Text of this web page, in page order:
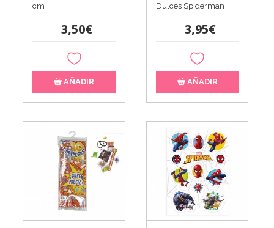
cm
3,50€
AÑADIR
Dulces Spiderman
3,95€
AÑADIR